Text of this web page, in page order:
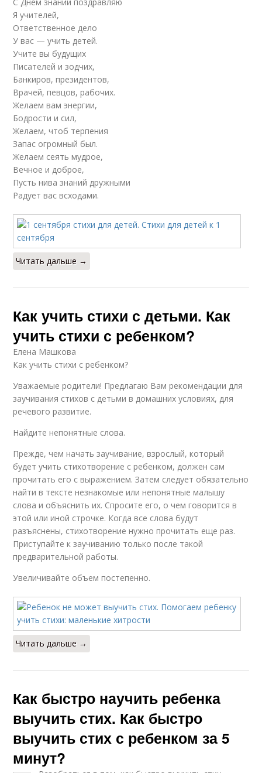
Я учителей,
Ответственное дело
У вас — учить детей.
Учите вы будущих
Писателей и зодчих,
Банкиров, президентов,
Врачей, певцов, рабочих.
Желаем вам энергии,
Бодрости и сил,
Желаем, чтоб терпения
Запас огромный был.
Желаем сеять мудрое,
Вечное и доброе,
Пусть нива знаний дружными
Радует вас всходами.
Читать дальше →
Как учить стихи с детьми. Как
учить стихи с ребенком?
Елена Машкова
Как учить стихи с ребенком?
Уважаемые родители! Предлагаю Вам рекомендации для
заучивания стихов с детьми в домашних условиях, для
речевого развитие.
Найдите непонятные слова.
Прежде, чем начать заучивание, взрослый, который
будет учить стихотворение с ребенком, должен сам
прочитать его с выражением. Затем следует обязательно
найти в тексте незнакомые или непонятные малышу
слова и объяснить их. Спросите его, о чем говорится в
этой или иной строчке. Когда все слова будут
разъяснены, стихотворение нужно прочитать еще раз.
Приступайте к заучиванию только после такой
предварительной работы.
Увеличивайте объем постепенно.
Читать дальше →
Как быстро научить ребенка
выучить стих. Как быстро
выучить стих с ребенком за 5
минут?